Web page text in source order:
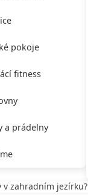
pokoje
fitness
a prádelny
v zahradním jezírku?